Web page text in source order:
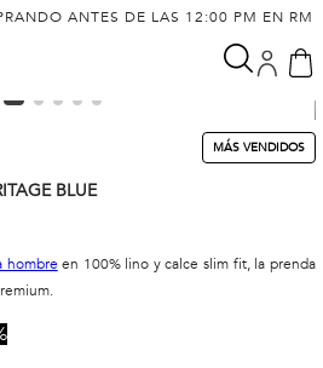
ANTES DE LAS 12:00 PM EN RM
MÁS VENDIDOS
BLUE
hombre en 100% lino y calce slim fit, la prenda